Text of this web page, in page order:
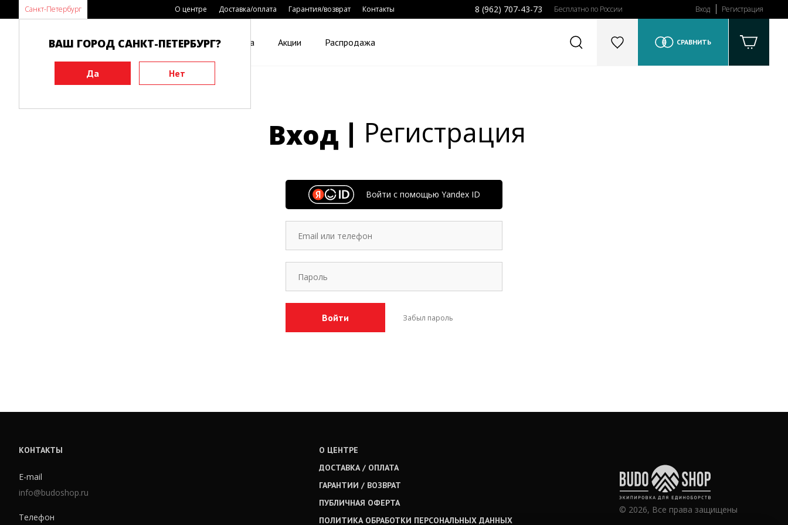
Санкт-Петербург О центре Доставка/оплата Гарантия/возврат Контакты 8 (962) 707-43-73 Бесплатно по России Вход Регистрация
Каталог Виды спорта Акции Распродажа СРАВНИТЬ
ВАШ ГОРОД САНКТ-ПЕТЕРБУРГ?
Вход Регистрация
Войти с помощью Yandex ID
Забыл пароль
КОНТАКТЫ
E-mail
info@budoshop.ru
Телефон
О ЦЕНТРЕ
ДОСТАВКА / ОПЛАТА
ГАРАНТИИ / ВОЗВРАТ
ПУБЛИЧНАЯ ОФЕРТА
ПОЛИТИКА ОБРАБОТКИ ПЕРСОНАЛЬНЫХ ДАННЫХ
© 2026, Все права защищены